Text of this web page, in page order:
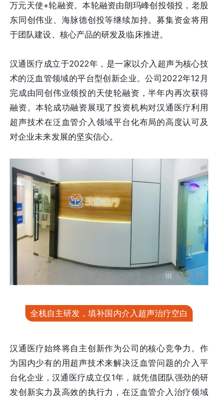
万元天使+轮融资。本轮融资由朗玛峰创投领投，老股
东同创伟业、海脉德创投等继续加持。募集资金将用
于团队建设、核心产品的研发及临床推进。
汉通医疗成立于2022年，是一家以介入超声为核心技
术的泛血管领域的平台型创新企业。公司2022年12月
完成由同创伟业领投的天使轮融资，半年内再次获得
融资。本轮成功融资展现了投资机构对汉通医疗利用
超声技术在泛血管介入领域平台化布局的高度认可及
对企业未来发展的坚实信心。
全栈自主研发，填补国内介入超声治疗空白
汉通医疗始终将自主创新作为公司的核心竞争力。作
为国内少有的用超声技术来解决泛血管问题的介入平
台化企业，汉通医疗成立仅1年，就凭借团队强劲的研
发创新实力及高效的执行力，在泛血管介入治疗领域